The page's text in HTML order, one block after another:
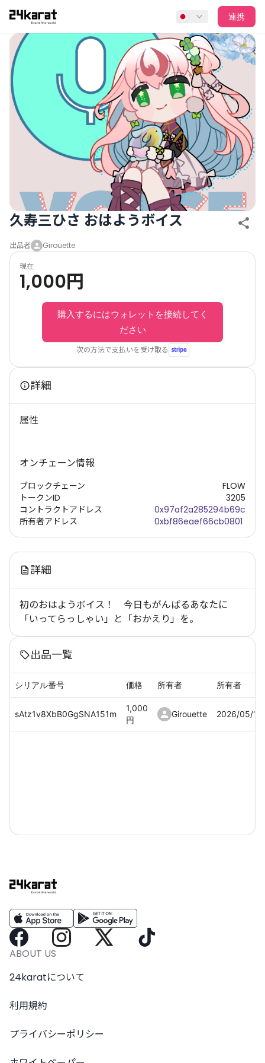
久寿三ひさ おはようボイス
連携
久寿三ひさ おはようボイス
出品者 Girouette
現在
1,000円
購入するにはウォレットを接続してく
ださい
次の方法で支払いを受け取る
詳細
属性
オンチェーン情報
ブロックチェーン
トークンID
コントラクトアドレス
所有者アドレス
FLOW
3205
0x97af2a285294b69c
0xbf86eaef66cb0801
詳細
初のおはようボイス！ 今日もがんばるあなたに
「いってらっしゃい」と「おかえり」を。
出品一覧
シリアル番号 価格 所有者 所有者
sAtz1v8XbB0GgSNA151m
1,000
円
Girouette 2026/05/11
ABOUT US
24karatについて
利用規約
プライバシーポリシー